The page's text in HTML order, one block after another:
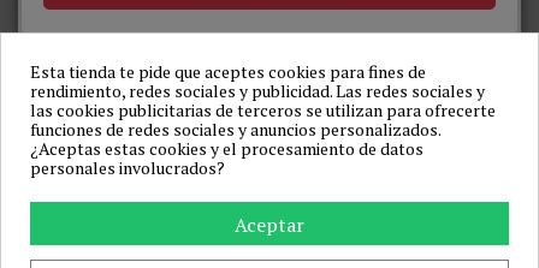
-12%
CON DILDO 18 X 3.5 CM
-13%
CON DILDO 16 X 3 CM
Esta tienda te pide que aceptes cookies para fines de
rendimiento, redes sociales y publicidad. Las redes sociales y
las cookies publicitarias de terceros se utilizan para ofrecerte
funciones de redes sociales y anuncios personalizados.
¿Aceptas estas cookies y el procesamiento de datos
personales involucrados?
Aceptar